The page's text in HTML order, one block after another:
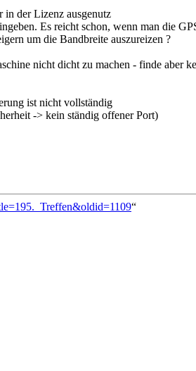
in der Lizenz ausgenutz
Es reicht schon, wenn man die
um die Bandbreite auszureizen ?
nicht dicht zu machen - finde aber
ist nicht vollständig
-> kein ständig offener Port)
“